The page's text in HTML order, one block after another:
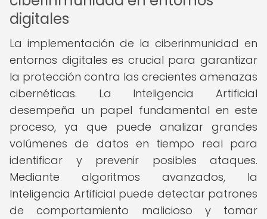
digitales
La implementación de la ciberinmunidad en
entornos digitales es crucial para garantizar
la protección contra las crecientes amenazas
cibernéticas. La Inteligencia Artificial
desempeña un papel fundamental en este
proceso, ya que puede analizar grandes
volúmenes de datos en tiempo real para
identificar y prevenir posibles ataques.
Mediante algoritmos avanzados, la
Inteligencia Artificial puede detectar patrones
de comportamiento malicioso y tomar